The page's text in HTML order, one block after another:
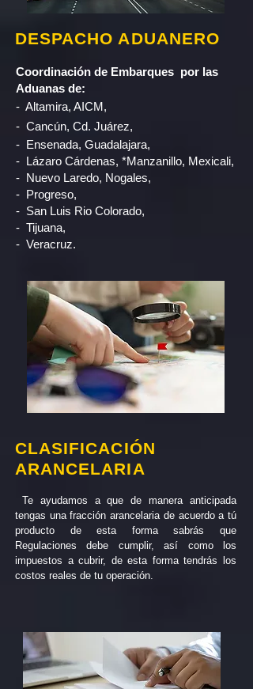
DESPACHO ADUANERO
Coordinación de Embarques por las
Aduanas de:
- Altamira, AICM,
- Cancún, Cd. Juárez,
- Ensenada, Guadalajara,
- Lázaro Cárdenas, *Manzanillo, Mexicali,
- Nuevo Laredo, Nogales,
- Progreso,
- San Luis Rio Colorado,
- Tijuana,
- Veracruz.
CLASIFICACIÓN
ARANCELARIA
Te ayudamos a que de manera anticipada
tengas una fracción arancelaria de acuerdo a tú
producto de esta forma sabrás que
Regulaciones debe cumplir, así como los
impuestos a cubrir, de esta forma tendrás los
costos reales de tu operación.